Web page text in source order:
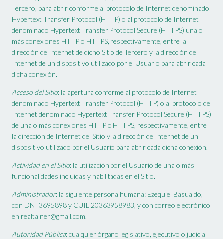
Tercero, para abrir conforme al protocolo de Internet denominado
Hypertext Transfer Protocol (HTTP) o al protocolo de Internet
denominado Hypertext Transfer Protocol Secure (HTTPS) una o
más conexiones HTTP o HTTPS, respectivamente, entre la
dirección de Internet de dicho Sitio de Tercero y la dirección de
Internet de un dispositivo utilizado por el Usuario para abrir cada
dicha conexión.
Acceso del Sitio: la apertura conforme al protocolo de Internet
denominado Hypertext Transfer Protocol (HTTP) o al protocolo de
Internet denominado Hypertext Transfer Protocol Secure (HTTPS)
de una o más conexiones HTTP o HTTPS, respectivamente, entre
la dirección de Internet del Sitio y la dirección de Internet de un
dispositivo utilizado por el Usuario para abrir cada dicha conexión.
Actividad en el Sitio: la utilización por el Usuario de una o más
funcionalidades incluidas y habilitadas en el Sitio.
Administrador: la siguiente persona humana: Ezequiel Basualdo,
con DNI 3695898 y CUIL 20363958983, y con correo electrónico
en realtainer@gmail.com.
Autoridad Pública: cualquier órgano legislativo, ejecutivo o judicial